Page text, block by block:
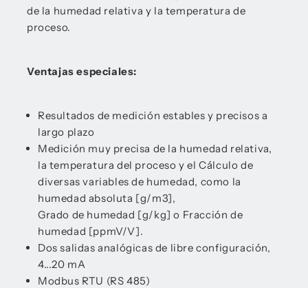
de la humedad relativa y la temperatura de
proceso.
Ventajas especiales:
Resultados de medición estables y precisos a
largo plazo
Medición muy precisa de la humedad relativa,
la temperatura del proceso y el Cálculo de
diversas variables de humedad, como la
humedad absoluta [g/m3],
Grado de humedad [g/kg] o Fracción de
humedad [ppmV/V].
Dos salidas analógicas de libre configuración,
4...20 mA
Modbus RTU (RS 485)